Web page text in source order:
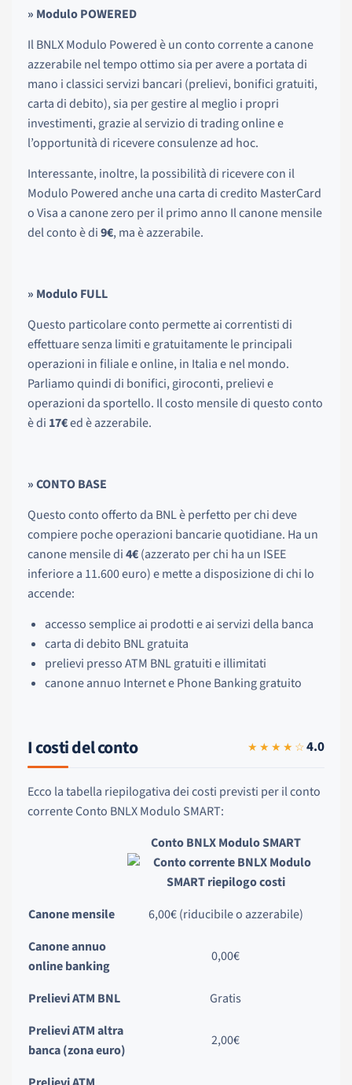
» Modulo POWERED
Il BNLX Modulo Powered è un conto corrente a canone
azzerabile nel tempo ottimo sia per avere a portata di
mano i classici servizi bancari (prelievi, bonifici gratuiti,
carta di debito), sia per gestire al meglio i propri
investimenti, grazie al servizio di trading online e
l’opportunità di ricevere consulenze ad hoc.
Interessante, inoltre, la possibilità di ricevere con il
Modulo Powered anche una carta di credito MasterCard
o Visa a canone zero per il primo anno Il canone mensile
del conto è di9€, ma è azzerabile.
» Modulo FULL
Questo particolare conto permette ai correntisti di
effettuare senza limiti e gratuitamente le principali
operazioni in filiale e online, in Italia e nel mondo.
Parliamo quindi di bonifici, giroconti, prelievi e
operazioni da sportello. Il costo mensile di questo conto
è di 17€ed è azzerabile.
» CONTO BASE
Questo conto offerto da BNL è perfetto per chi deve
compiere poche operazioni bancarie quotidiane. Ha un
canone mensile di4€(azzerato per chi ha un ISEE
inferiore a 11.600 euro) e mette a disposizione di chi lo
accende:
accesso semplice ai prodotti e ai servizi della banca
carta di debito BNL gratuita
prelievi presso ATM BNL gratuiti e illimitati
canone annuo Internet e Phone Banking gratuito
I costi del conto ★★★★☆4.0
Ecco la tabella riepilogativa dei costi previsti per il conto
corrente Conto BNLX Modulo SMART:
Conto BNLX Modulo SMART
Canone mensile
6,00€ (riducibile o azzerabile)
Canone annuo
online banking
0,00€
Prelievi ATM BNL
Gratis
Prelievi ATM altra
banca (zona euro)
2,00€